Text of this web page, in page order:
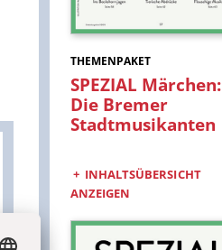
THEMENPAKET
:SPEZIAL Märchen:
Die Bremer
Stadtmusikanten
INHALTSÜBERSICHT
ANZEIGEN